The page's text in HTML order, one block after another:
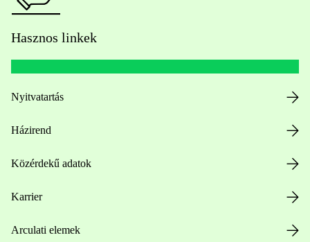
Hasznos linkek
Nyitvatartás
Házirend
Közérdekű adatok
Karrier
Arculati elemek